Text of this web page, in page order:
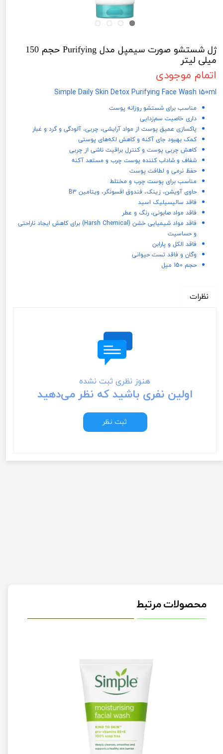
ژل شستشو صورت سیمپل مدل Purifying حجم 150
میلی لیتر
اتمام موجودی
Simple Daily Skin Detox Purifying Face Wash 150ml
مناسب برای شستشو روزانه پوست
داری خاصیت سم‏‌زدایی
پاکسازی عمیق پوست از مواد آرایشی، چربی، آلودگی و گرد و غبار
کمک بهبود جای آکنه و کاهش لکه‌‏های پوستی
کاهش چربی پوست و کنترل براقیت ناشی از چربی
شفاف و شاداب‏ کننده پوست چرب و مستعد آکنه
حفظ نرمی و لطافت پوست
مناسب برای پوست چرب و مختلط
حاوی آویشن، زینک، فندوق افسونگر، ویتامین B3
فاقد سالیسیلیک اسید
فاقد مواد صابونی، رنگ و عطر
فاقد مواد شیمیایی خشن (Harsh Chemical) برای کاهش ایجاد ناراحتی
و حساسیت
فاقد الکل و پارابن
وگان و فاقد تست حیوانی
حجم 150 میل
نظرات
هنوز نظری ثبت نشده
اولین نفری باشید که نظر می‌دهید
ثبت نظر
محصولات مرتبط